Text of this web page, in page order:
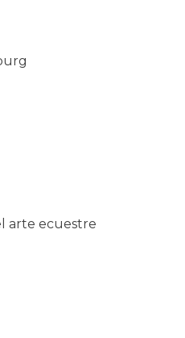
arte ecuestre